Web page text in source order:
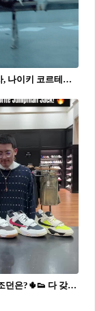
클래식의 대명사, 나이키 코르테즈의 재해석👟📝 #광고​ ​ ABC마트 그랜드 스테이지에서 잔나비의 최정훈과 싱어송라이터 윤지영이 만나 나이키 코르테즈를 그들의 스타일로 새롭게 해석했습니다. 나이키 코르테즈는 아이코닉한 디자인의 헤리티지 러닝슈즈로 탄생해 수십 년 동안 많은 사랑을 받고 있죠. 나이키와 그랜드 스테이지가 함께 한 이번 시즌 코르테즈 스타일링 콘텐츠에서 클래식의 색다른 매력을 엿볼 수 있습니다. ✔️​ ​ 각자의 개성을 담아 여러분만의 나이키 코르테즈 스타일링을 완성해 보는 건 어떨까요? ❤️​
나의 최애 스캇조던은?🌵👟 다 갖고 싶은 캑터스잭...!